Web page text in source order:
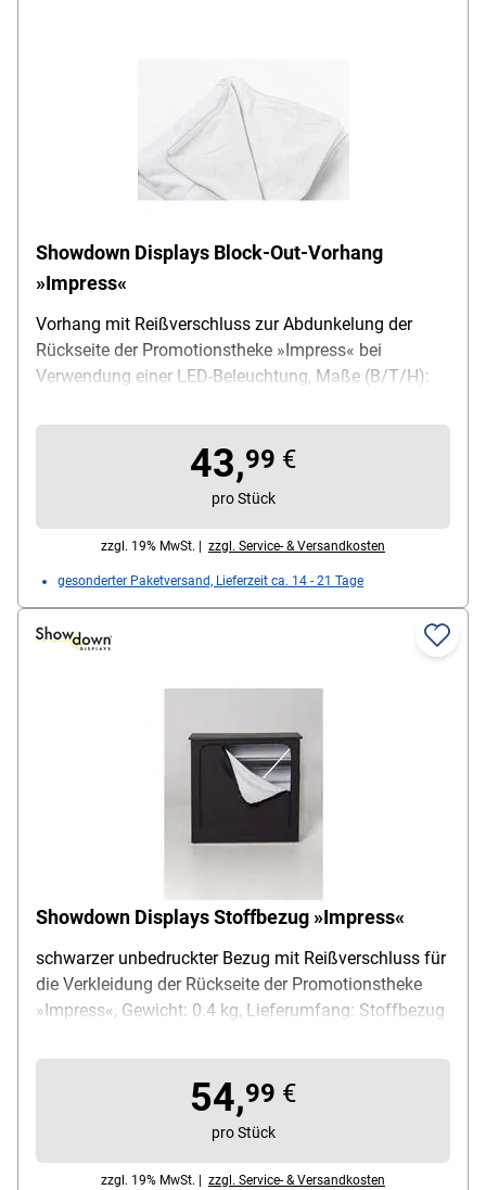
Showdown Displays Block-Out-Vorhang
»Impress«
Vorhang mit Reißverschluss zur Abdunkelung der
Rückseite der Promotionstheke »Impress« bei
Verwendung einer LED-Beleuchtung, Maße (B/T/H):
Out-Vorhang
43,99 €
pro Stück
zzgl. 19% MwSt. | zzgl. Service- & Versandkosten
gesonderter Paketversand, Lieferzeit ca. 14 - 21 Tage
Showdown Displays Stoffbezug »Impress«
schwarzer unbedruckter Bezug mit Reißverschluss für
die Verkleidung der Rückseite der Promotionstheke
»Impress«, Gewicht: 0.4 kg, Lieferumfang: Stoffbezug
54,99 €
pro Stück
zzgl. 19% MwSt. | zzgl. Service- & Versandkosten